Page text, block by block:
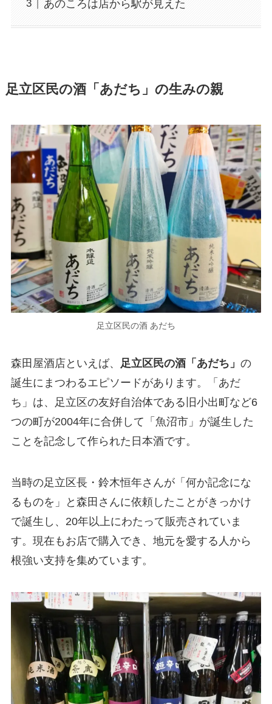
あのころは店から駅が見えた
足立区民の酒「あだち」の生みの親
足立区民の酒 あだち
森田屋酒店といえば、 足立区民の酒「あだち」 の
誕生にまつわるエピソードがあります。「あだ
ち」は、足立区の友好自治体である旧小出町など6
つの町が2004年に合併して「魚沼市」が誕生した
ことを記念して作られた日本酒です。
当時の足立区長・鈴木恒年さんが「何か記念にな
るものを」と森田さんに依頼したことがきっかけ
で誕生し、20年以上にわたって販売されていま
す。現在もお店で購入でき、地元を愛する人から
根強い支持を集めています。